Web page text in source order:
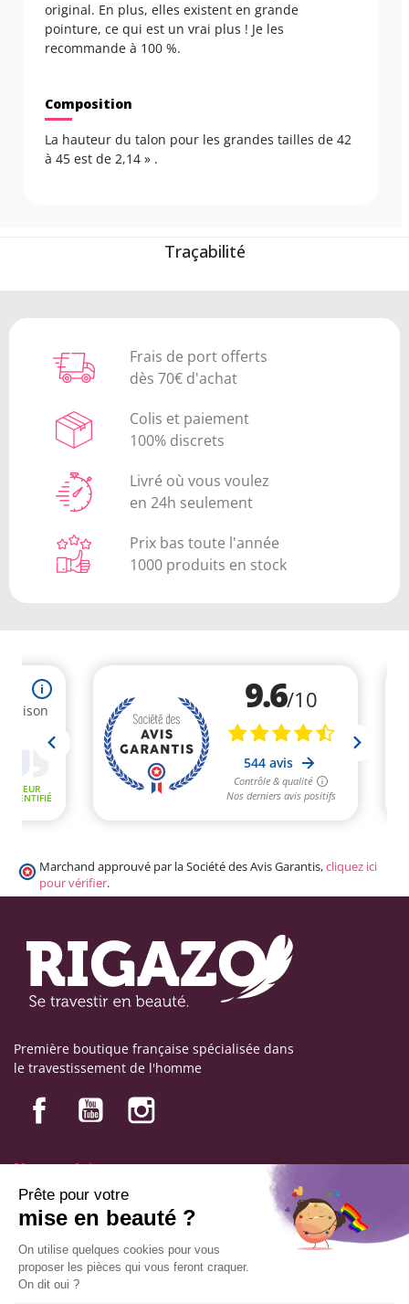
original. En plus, elles existent en grande
pointure, ce qui est un vrai plus ! Je les
recommande à 100 %.
Composition
La hauteur du talon pour les grandes tailles de 42
à 45 est de 2,14 » .
Traçabilité
Frais de port offerts
dès 70€ d'achat
Colis et paiement
100% discrets
Livré où vous voulez
en 24h seulement
Prix bas toute l'année
1000 produits en stock
Marchand approuvé par la Société des Avis Garantis,cliquez ici
pour vérifier.
Première boutique française spécialisée dans
le travestissement de l'homme
Nos produits
Nos engagements
Informations
Mentions légales